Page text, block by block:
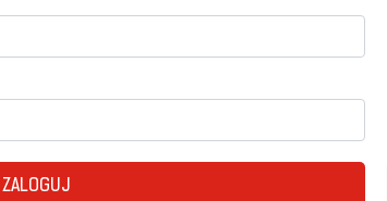
ZALOGUJ